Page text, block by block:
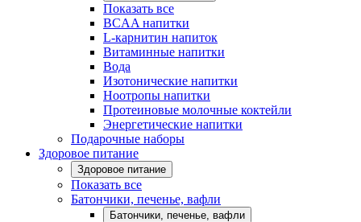
Показать все
BCAA напитки
L-карнитин напиток
Витаминные напитки
Вода
Изотонические напитки
Ноотропы напитки
Протеиновые молочные коктейли
Энергетические напитки
Подарочные наборы
Здоровое питание
Здоровое питание
Показать все
Батончики, печенье, вафли
Батончики, печенье, вафли